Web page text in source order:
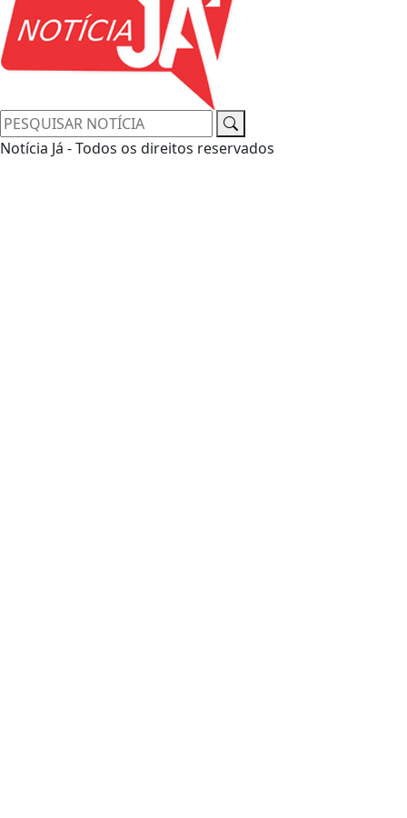
Notícia Já - Todos os direitos reservados